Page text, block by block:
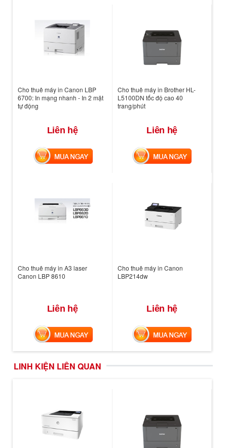
Cho thuê máy in Canon LBP
6700: In mạng nhanh - In 2 mặt
tự động
Liên hệ
MUA NGAY
Cho thuê máy in Brother HL-
L5100DN tốc độ cao 40
trang/phút
Liên hệ
MUA NGAY
Cho thuê máy in A3 laser
Canon LBP 8610
Liên hệ
MUA NGAY
Cho thuê máy in Canon
LBP214dw
Liên hệ
MUA NGAY
LINH KIỆN LIÊN QUAN